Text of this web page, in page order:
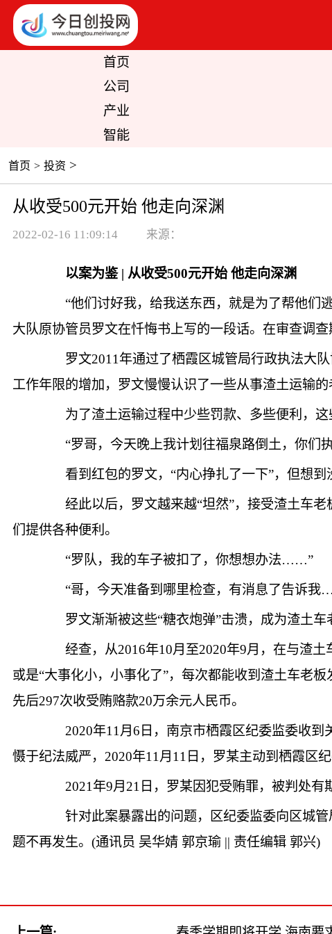
首页
公司
产业
智能
首页 > 投资 >
从收受500元开始 他走向深渊
2022-02-16 11:09:14 来源：
以案为鉴 | 从收受500元开始 他走向深渊
“他们讨好我，给我送东西，就是为了帮他们逃
大队原协管员罗文在忏悔书上写的一段话。在审查调查
罗文2011年通过了栖霞区城管局行政执法大队
工作年限的增加，罗文慢慢认识了一些从事渣土运输的
为了渣土运输过程中少些罚款、多些便利，这
“罗哥，今天晚上我计划往福泉路倒土，你们执
看到红包的罗文，“内心挣扎了一下”，但想到
经此以后，罗文越来越“坦然”，接受渣土车老
们提供各种便利。
“罗队，我的车子被扣了，你想想办法……”
“哥，今天准备到哪里检查，有消息了告诉我
罗文渐渐被这些“糖衣炮弹”击溃，成为渣土车
经查，从2016年10月至2020年9月，在与渣土
或是“大事化小，小事化了”，每次都能收到渣土车老
先后297次收受贿赂款20万余元人民币。
2020年11月6日，南京市栖霞区纪委监委收到
慑于纪法威严，2020年11月11日，罗某主动到栖霞区纪
2021年9月21日，罗某因犯受贿罪，被判处有
针对此案暴露出的问题，区纪委监委向区城管
题不再发生。(通讯员 吴华婧 郭京瑜 || 责任编辑 郭兴)